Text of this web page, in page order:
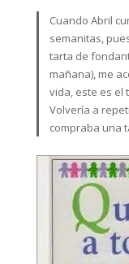
Cuando Abril
semanitas,
tarta de
mañana), me
vida, este es el
Volvería a
compraba una